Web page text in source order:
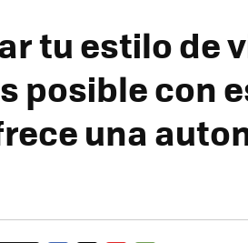
tu estilo de
posible con
una